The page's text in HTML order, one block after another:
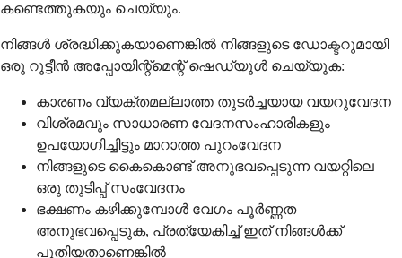
കണ്ടെത്തുകയും ചെയ്യും.
നിങ്ങൾ ശ്രദ്ധിക്കുകയാണെങ്കിൽ നിങ്ങളുടെ ഡോക്ടറുമായി
ഒരു റൂട്ടീൻ അപ്പോയിന്റ്മെന്റ് ഷെഡ്യൂൾ ചെയ്യുക:
കാരണം വ്യക്തമല്ലാത്ത തുടർച്ചയായ വയറുവേദന
വിശ്രമവും സാധാരണ വേദനസംഹാരികളും
ഉപയോഗിച്ചിട്ടും മാറാത്ത പുറംവേദന
നിങ്ങളുടെ കൈകൊണ്ട് അനുഭവപ്പെടുന്ന വയറ്റിലെ
ഒരു തുടിപ്പ് സംവേദനം
ഭക്ഷണം കഴിക്കുമ്പോൾ വേഗം പൂർണ്ണത
അനുഭവപ്പെടുക, പ്രത്യേകിച്ച് ഇത് നിങ്ങൾക്ക്
പുതിയതാണെങ്കിൽ